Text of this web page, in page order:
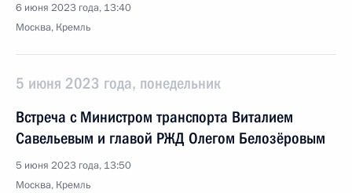
6 июня 2023 года, 13:40
Москва, Кремль
5 июня 2023 года, понедельник
Встреча с Министром транспорта Виталием
Савельевым и главой РЖД Олегом Белозёровым
5 июня 2023 года, 13:50
Москва, Кремль